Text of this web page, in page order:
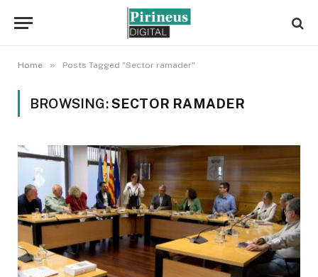
Home » Posts Tagged "Sector ramader"
BROWSING:SECTOR RAMADER